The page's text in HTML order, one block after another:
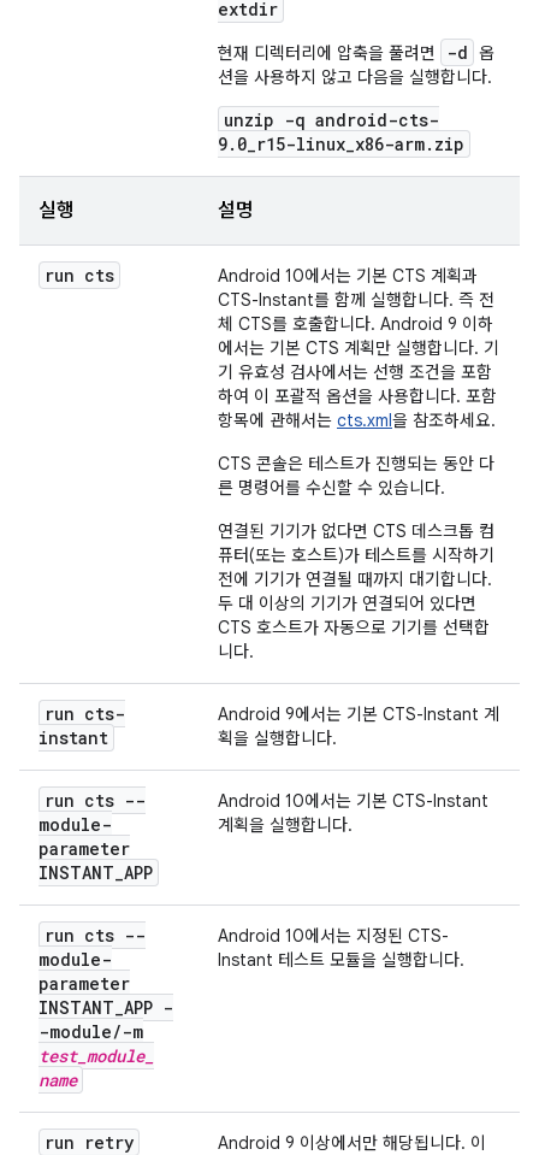
extdir
현재 디렉터리에 압축을 풀려면 -d 옵
션을 사용하지 않고 다음을 실행합니다.
unzip -q android-cts-
9.0_r15-linux_x86-arm.zip
실행 설명
run cts
Android 10에서는 기본 CTS 계획과
CTS-Instant를 함께 실행합니다. 즉 전
체 CTS를 호출합니다. Android 9 이하
에서는 기본 CTS 계획만 실행합니다. 기
기 유효성 검사에서는 선행 조건을 포함
하여 이 포괄적 옵션을 사용합니다. 포함
항목에 관해서는 cts.xml을 참조하세요.
CTS 콘솔은 테스트가 진행되는 동안 다
른 명령어를 수신할 수 있습니다.
연결된 기기가 없다면 CTS 데스크톱 컴
퓨터(또는 호스트)가 테스트를 시작하기
전에 기기가 연결될 때까지 대기합니다.
두 대 이상의 기기가 연결되어 있다면
CTS 호스트가 자동으로 기기를 선택합
니다.
run cts-
instant
Android 9에서는 기본 CTS-Instant 계
획을 실행합니다.
run cts --
module-
parameter
INSTANT_APP
Android 10에서는 기본 CTS-Instant
계획을 실행합니다.
run cts --
module-
parameter
INSTANT_APP -
-module/-m
test_ module_
name
Android 10에서는 지정된 CTS-
Instant 테스트 모듈을 실행합니다.
run retry
Android 9 이상에서만 해당됩니다. 이